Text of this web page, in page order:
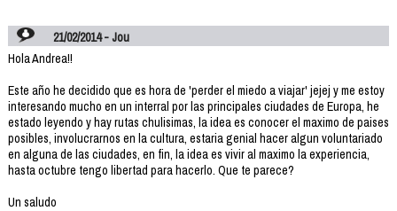
21/02/2014 - Jou
Hola Andrea!!
Este año he decidido que es hora de 'perder el miedo a viajar' jejej y me estoy
interesando mucho en un interral por las principales ciudades de Europa, he
estado leyendo y hay rutas chulisimas, la idea es conocer el maximo de paises
posibles, involucrarnos en la cultura, estaria genial hacer algun voluntariado
en alguna de las ciudades, en fin, la idea es vivir al maximo la experiencia,
hasta octubre tengo libertad para hacerlo. Que te parece?
Un saludo